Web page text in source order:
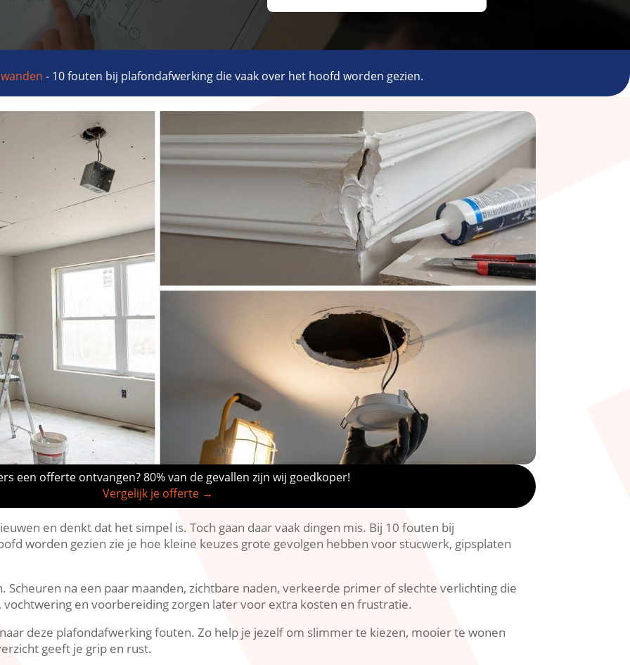
- 10 fouten bij plafondafwerking die vaak over het hoofd worden gezien.
een offerte ontvangen? 80% van de gevallen zijn wij goedkoper!
Vergelijk je offerte →
en denkt dat het simpel is.​ Toch gaan daar vaak dingen mis.​ Bij 10 fouten bij
worden gezien zie je hoe kleine keuzes grote gevolgen hebben voor stucwerk, gipsplaten
Scheuren na een paar maanden, zichtbare naden, verkeerde primer of slechte verlichting die
en voorbereiding zorgen later voor extra kosten en frustratie.​
deze plafondafwerking fouten.​ Zo help je jezelf om slimmer te kiezen, mooier te wonen
geeft je grip en rust.​